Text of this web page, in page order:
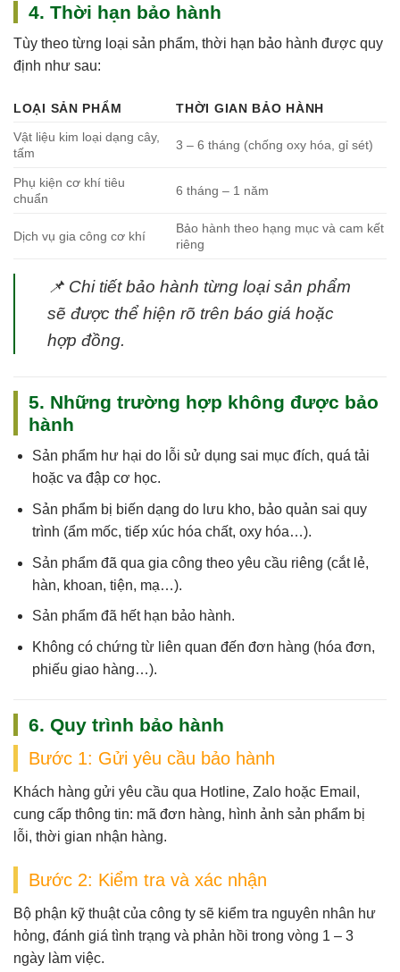
4. Thời hạn bảo hành
Tùy theo từng loại sản phẩm, thời hạn bảo hành được quy
định như sau:
LOẠI SẢN PHẨM
THỜI GIAN BẢO HÀNH
Vật liệu kim loại dạng cây,
tấm
3 – 6 tháng (chống oxy hóa, gỉ sét)
Phụ kiện cơ khí tiêu
chuẩn
6 tháng – 1 năm
Dịch vụ gia công cơ khí
Bảo hành theo hạng mục và cam kết
riêng
📌 Chi tiết bảo hành từng loại sản phẩm
sẽ được thể hiện rõ trên báo giá hoặc
hợp đồng.
5. Những trường hợp không được bảo
hành
Sản phẩm hư hại do lỗi sử dụng sai mục đích, quá tải
hoặc va đập cơ học.
Sản phẩm bị biến dạng do lưu kho, bảo quản sai quy
trình (ẩm mốc, tiếp xúc hóa chất, oxy hóa…).
Sản phẩm đã qua gia công theo yêu cầu riêng (cắt lẻ,
hàn, khoan, tiện, mạ…).
Sản phẩm đã hết hạn bảo hành.
Không có chứng từ liên quan đến đơn hàng (hóa đơn,
phiếu giao hàng…).
6. Quy trình bảo hành
Bước 1: Gửi yêu cầu bảo hành
Khách hàng gửi yêu cầu qua Hotline, Zalo hoặc Email ,
cung cấp thông tin: mã đơn hàng, hình ảnh sản phẩm bị
lỗi, thời gian nhận hàng.
Bước 2: Kiểm tra và xác nhận
Bộ phận kỹ thuật của công ty sẽ kiểm tra nguyên nhân hư
hỏng, đánh giá tình trạng và phản hồi trong vòng 1 – 3
ngày làm việc.